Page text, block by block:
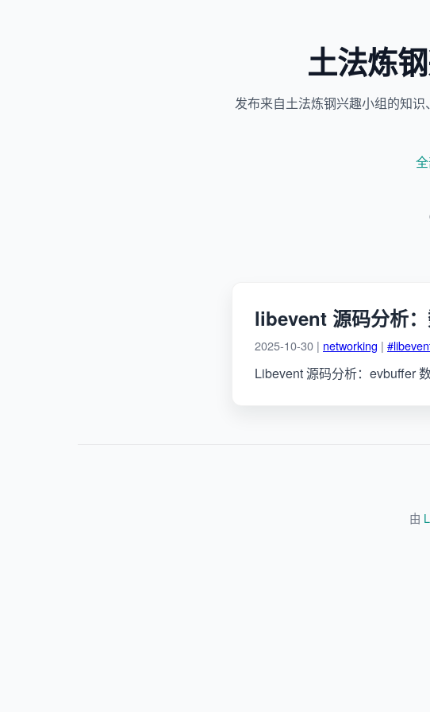
土法炼
发布来自土法炼钢兴趣小组的知
libevent 源码分析
2025-10-30 | networking |
Libevent 源码分析：evbuffer
由